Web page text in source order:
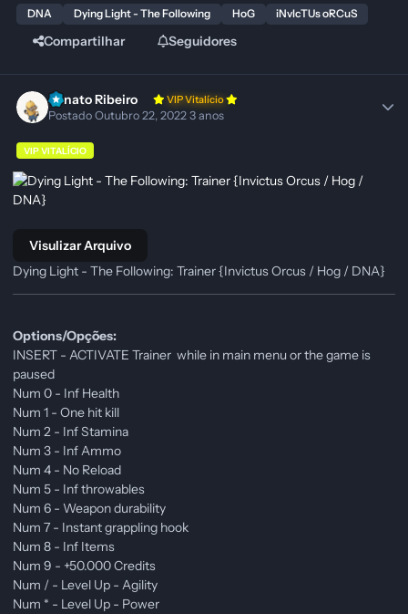
DNA Dying Light - The Following HoG iNvIcTUs oRCuS
Compartilhar Seguidores
Renato Ribeiro VIP Vitalício
PostadoOutubro 22, 20223 anos
VIP VITALÍCIO
Visulizar Arquivo
Dying Light - The Following: Trainer {Invictus Orcus / Hog / DNA}
Options/Opções:
INSERT - ACTIVATE Trainer while in main menu or the game is
paused
Num 0 - Inf Health
Num 1 - One hit kill
Num 2 - Inf Stamina
Num 3 - Inf Ammo
Num 4 - No Reload
Num 5 - Inf throwables
Num 6 - Weapon durability
Num 7 - Instant grappling hook
Num 8 - Inf Items
Num 9 - +50.000 Credits
Num / - Level Up - Agility
Num * - Level Up - Power